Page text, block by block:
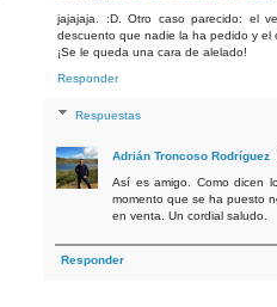
jajajaja. :D. Otro caso parecido: el
descuento que nadie la ha pedido y el
¡Se le queda una cara de alelado!
Responder
Respuestas
Adrián Troncoso Rodríguez
Así es amigo. Como dicen
momento que se ha puesto
en venta. Un cordial saludo.
Responder